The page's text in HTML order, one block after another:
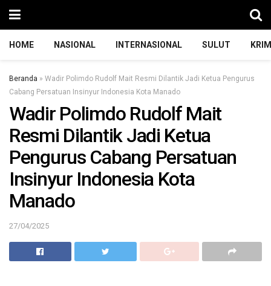
HOME NASIONAL INTERNASIONAL SULUT
Beranda » Wadir Polimdo Rudolf Mait Resmi Dilantik Jadi Ketua Pengurus
Cabang Persatuan Insinyur Indonesia Kota Manado
Wadir Polimdo Rudolf Mait
Resmi Dilantik Jadi Ketua
Pengurus Cabang Persatuan
Insinyur Indonesia Kota
Manado
27/04/2025